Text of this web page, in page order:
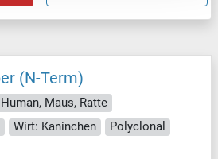
(N-Term)
Maus, Ratte
Wirt: Kaninchen
Polyclonal